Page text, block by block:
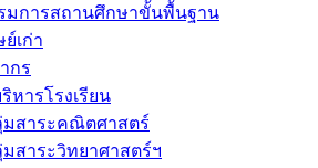
การสถานศึกษาขั้นพื้นฐาน
เก่า
กร
หารโรงเรียน
สาระคณิตศาสตร์
สาระวิทยาศาสตร์ฯ